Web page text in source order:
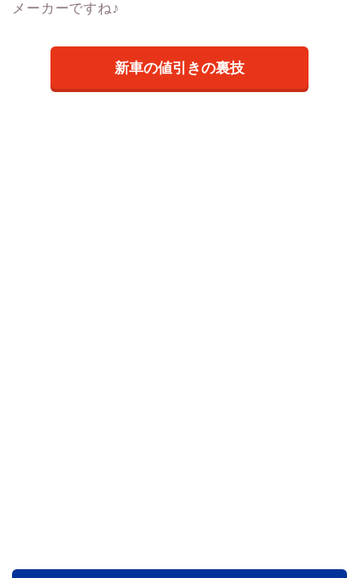
メーカーですね♪
新車の値引きの裏技